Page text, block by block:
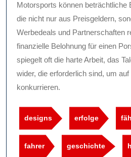
Motorsports können beträchtliche
die nicht nur aus Preisgeldern,
Werbedeals und Partnerschaften
finanzielle Belohnung für einen
spiegelt oft die harte Arbeit, das
wider, die erforderlich sind, um
konkurrieren.
designs erfolge
fahrer geschichte